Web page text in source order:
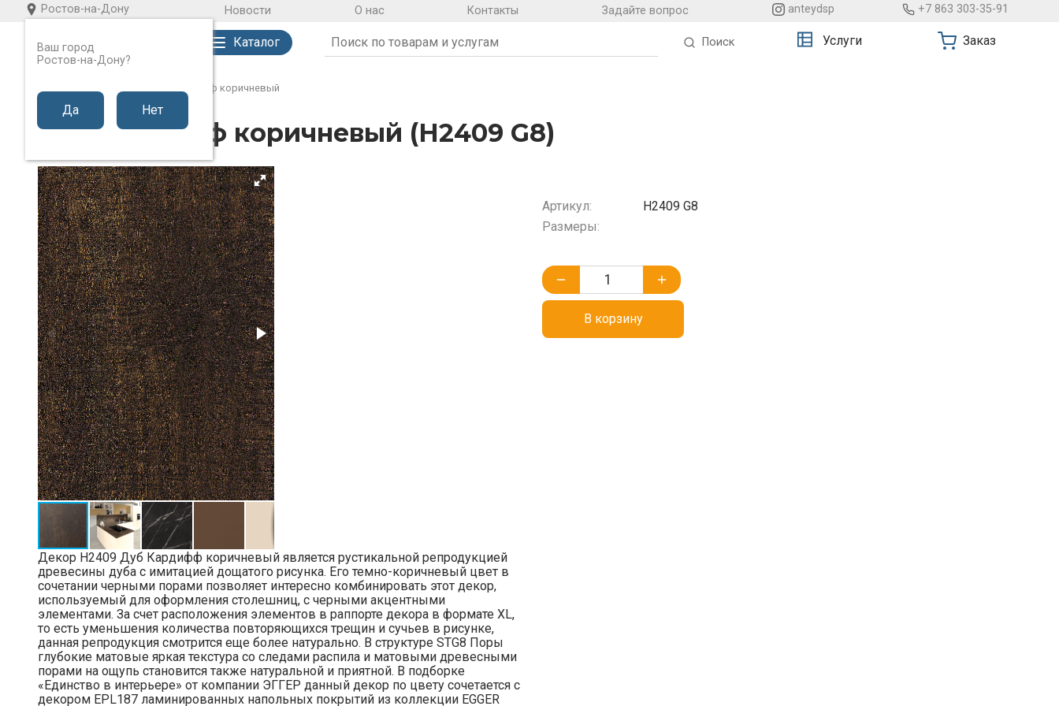
Ростов-на-Дону
Ваш город
Ростов-на-Дону?
Да Нет
Новости О нас Контакты Задайте вопрос anteydsp +7 863 303-35-91
Каталог Поиск Услуги Заказ
Дуб Кардифф коричневый
Дуб Кардифф коричневый (H2409 G8)
Декор H2409 Дуб Кардифф коричневый является рустикальной репродукцией
древесины дуба с имитацией дощатого рисунка. Его темно-коричневый цвет в
сочетании черными порами позволяет интересно комбинировать этот декор,
используемый для оформления столешниц, с черными акцентными
элементами. За счет расположения элементов в раппорте декора в формате XL,
то есть уменьшения количества повторяющихся трещин и сучьев в рисунке,
данная репродукция смотрится еще более натурально. В структуре STG8 Поры
глубокие матовые яркая текстура со следами распила и матовыми древесными
порами на ощупь становится также натуральной и приятной. В подборке
«Единство в интерьере» от компании ЭГГЕР данный декор по цвету сочетается с
декором EPL187 ламинированных напольных покрытий из коллекции EGGER
Артикул:
H2409 G8
Размеры:
В корзину